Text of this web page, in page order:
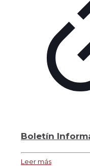
Boletín
Leer más